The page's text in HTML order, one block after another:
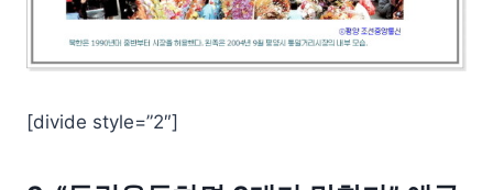
[divide style=”2″]